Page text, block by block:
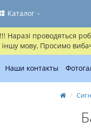
проводяться
мову, Просимо
Каталог
Наши контакты